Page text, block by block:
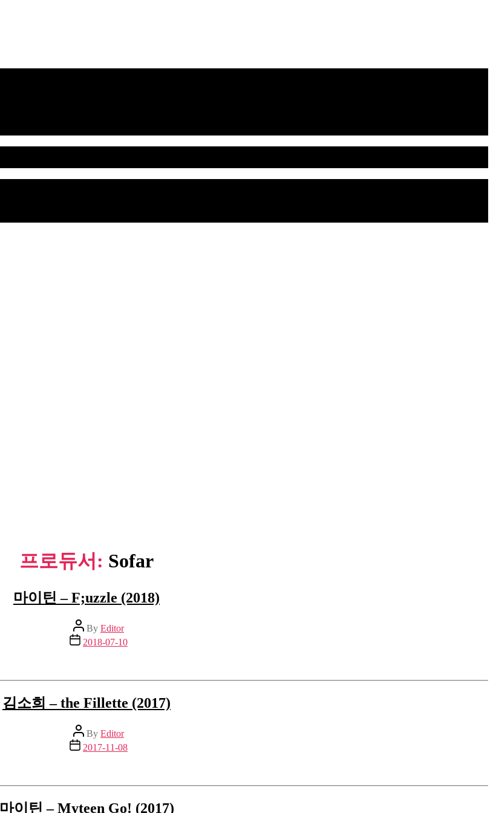
프로듀서: Sofar
마이틴 – F;uzzle (2018)
Post
author
By Editor
Post
date
2018-07-10
김소희 – the Fillette (2017)
Post
author
By Editor
Post
date
2017-11-08
마이틴 – Myteen Go! (2017)